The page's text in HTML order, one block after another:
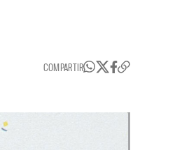
COMPARTIR